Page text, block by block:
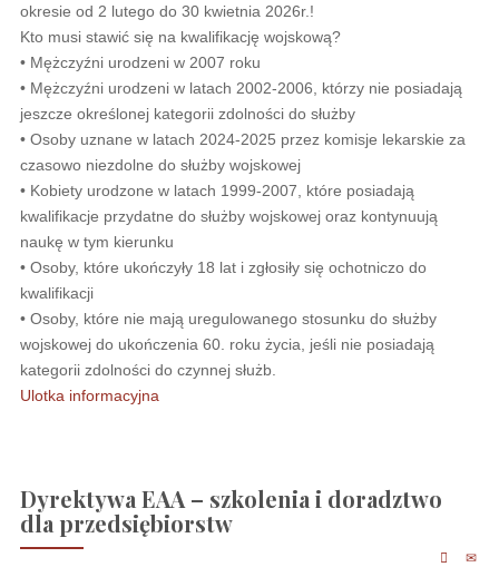
okresie od 2 lutego do 30 kwietnia 2026r.!
Kto musi stawić się na kwalifikację wojskową?
• Mężczyźni urodzeni w 2007 roku
• Mężczyźni urodzeni w latach 2002-2006, którzy nie posiadają
jeszcze określonej kategorii zdolności do służby
• Osoby uznane w latach 2024-2025 przez komisje lekarskie za
czasowo niezdolne do służby wojskowej
• Kobiety urodzone w latach 1999-2007, które posiadają
kwalifikacje przydatne do służby wojskowej oraz kontynuują
naukę w tym kierunku
• Osoby, które ukończyły 18 lat i zgłosiły się ochotniczo do
kwalifikacji
• Osoby, które nie mają uregulowanego stosunku do służby
wojskowej do ukończenia 60. roku życia, jeśli nie posiadają
kategorii zdolności do czynnej służb.
Ulotka informacyjna
Dyrektywa EAA – szkolenia i doradztwo
dla przedsiębiorstw